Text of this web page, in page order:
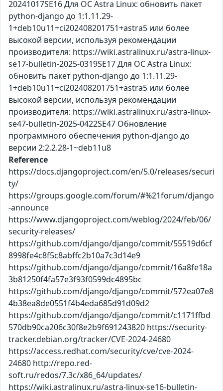
20241017SE16 Для ОС Astra Linux: обновить пакет
python-django до 1:1.11.29-
1+deb10u11+ci202408201751+astra5 или более
высокой версии, используя рекомендации
производителя: https://wiki.astralinux.ru/astra-linux-
se17-bulletin-2025-0319SE17 Для ОС Astra Linux:
обновить пакет python-django до 1:1.11.29-
1+deb10u11+ci202408201751+astra5 или более
высокой версии, используя рекомендации
производителя: https://wiki.astralinux.ru/astra-linux-
se47-bulletin-2025-0422SE47 Обновление
программного обеспечения python-django до
версии 2:2.2.28-1~deb11u8
Reference
https://docs.djangoproject.com/en/5.0/releases/securi
ty/
https://groups.google.com/forum/#%21forum/django
-announce
https://www.djangoproject.com/weblog/2024/feb/06/
security-releases/
https://github.com/django/django/commit/55519d6cf
8998fe4c8f5c8abffc2b10a7c3d14e9
https://github.com/django/django/commit/16a8fe18a
3b81250f4fa57e3f93f0599dc4895bc
https://github.com/django/django/commit/572ea07e8
4b38ea8de0551f4b4eda685d91d09d2
https://github.com/django/django/commit/c1171ffbd
570db90ca206c30f8e2b9f691243820 https://security-
tracker.debian.org/tracker/CVE-2024-24680
https://access.redhat.com/security/cve/cve-2024-
24680 http://repo.red-
soft.ru/redos/7.3c/x86_64/updates/
https://wiki.astralinux.ru/astra-linux-se16-bulletin-